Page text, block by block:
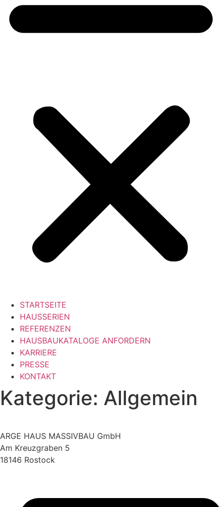
STARTSEITE
HAUSSERIEN
REFERENZEN
HAUSBAUKATALOGE ANFORDERN
KARRIERE
PRESSE
KONTAKT
Kategorie: Allgemein
ARGE HAUS MASSIVBAU GmbH
Am Kreuzgraben 5
18146 Rostock